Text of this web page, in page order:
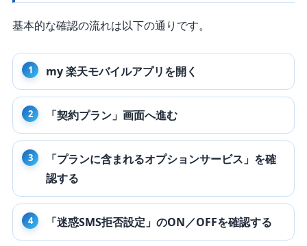
基本的な確認の流れは以下の通りです。
my 楽天モバイルアプリを開く
「契約プラン」画面へ進む
「プランに含まれるオプションサービス」を確
認する
「迷惑SMS拒否設定」のON／OFFを確認する